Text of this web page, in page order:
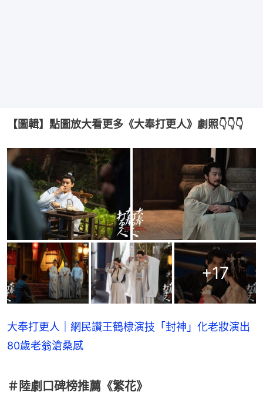
【圖輯】點圖放大看更多《大奉打更人》劇照👇👇👇
+17
大奉打更人｜網民讚王鶴棣演技「封神」化老妝演出
80歲老翁滄桑感
＃陸劇口碑榜推薦《繁花》